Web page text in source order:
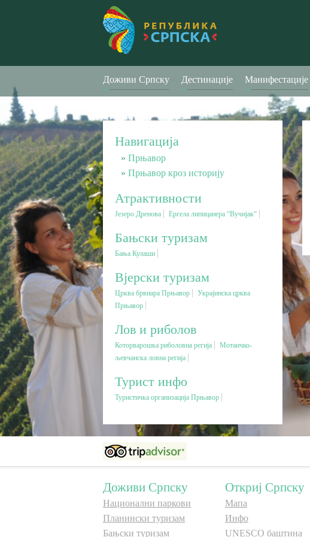
Доживи Српску Дестинације Манифестације
Навигација
Прњавор
Прњавор кроз историју
Атрактивности
Језеро Дренова Ергела липицанера “Вучијак“
Бањски туризам
Бања Кулаши
Вјерски туризам
Црква брвнара Прњавор
Украјинска црква
Прњавор
Лов и риболов
Которварошка риболовна регија
Мотаичко-
љевчанска ловна регија
Турист инфо
Туристичка организација Прњавор
Доживи Српску
Национални паркови
Планински туризам
Бањски туризам
Откриј Српску
Мапа
Инфо
UNESCO баштина